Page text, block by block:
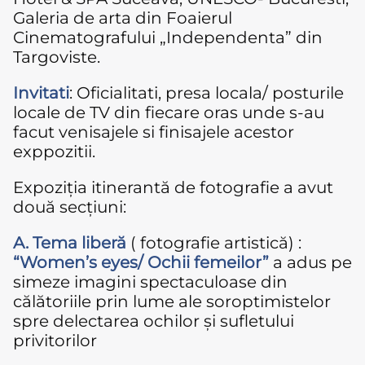
Galeria de arta din Foaierul
Cinematografului „Independenta” din
Targoviste.
Invitati: Oficialitati, presa locala/ posturile
locale de TV din fiecare oras unde s-au
facut venisajele si finisajele acestor
exppozitii.
Expoziția itinerantă de fotografie a avut
două secțiuni:
A. Tema liberă ( fotografie artistică) :
“Women’s eyes/ Ochii femeilor” a adus pe
simeze imagini spectaculoase din
călătoriile prin lume ale soroptimistelor
spre delectarea ochilor și sufletului
privitorilor